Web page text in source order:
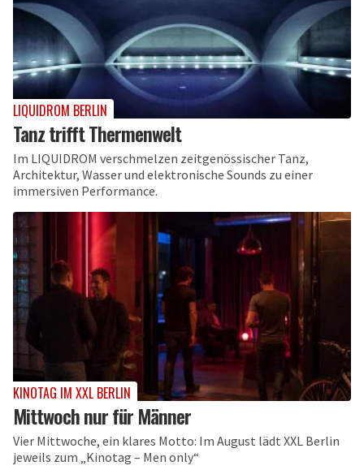
LIQUIDROM BERLIN
Tanz trifft Thermenwelt
Im LIQUIDROM verschmelzen zeitgenössischer Tanz,
Architektur, Wasser und elektronische Sounds zu einer
immersiven Performance.
KINOTAG IM XXL BERLIN
Mittwoch nur für Männer
Vier Mittwoche, ein klares Motto: Im August lädt XXL Berlin
jeweils zum „Kinotag – Men only“